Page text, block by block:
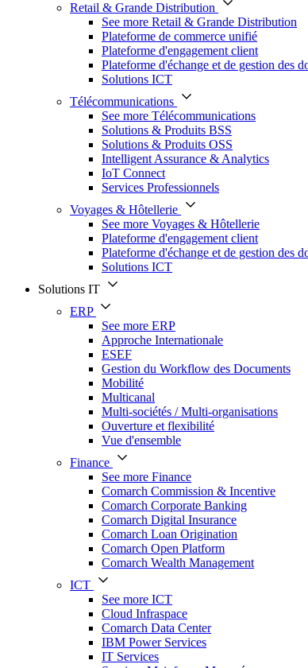
Retail & Grande Distribution
See more Retail & Grande Distribution
Plateforme de commerce unifié
Plateforme d'engagement client
Plateforme d'échange et de gestion des
Solutions ICT
Télécommunications
See more Télécommunications
Solutions & Produits BSS
Solutions & Produits OSS
Intelligent Assurance & Analytics
IoT Connect
Services Professionnels
Voyages & Hôtellerie
See more Voyages & Hôtellerie
Plateforme d'engagement client
Plateforme d'échange et de gestion des
Solutions ICT
Solutions IT
ERP
See more ERP
Approche Internationale
ESEF
Gestion du Workflow des Documents
Mobilité
Multicanal
Multi-sociétés / Multi-organisations
Ouverture et flexibilité
Vue d'ensemble
Finance
See more Finance
Comarch Commission & Incentive
Comarch Corporate Banking
Comarch Digital Insurance
Comarch Loan Origination
Comarch Open Platform
Comarch Wealth Management
ICT
See more ICT
Cloud Infraspace
Comarch Data Center
IBM Power Services
IT Services